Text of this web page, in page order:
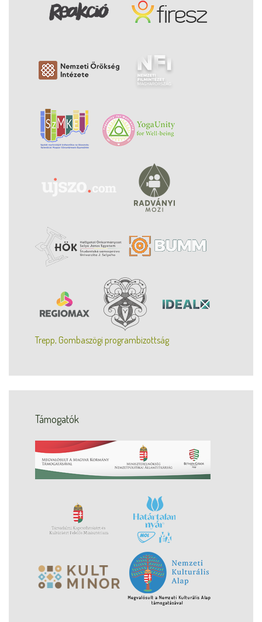
Trepp, Gombaszögi programbizottság
Támogatók